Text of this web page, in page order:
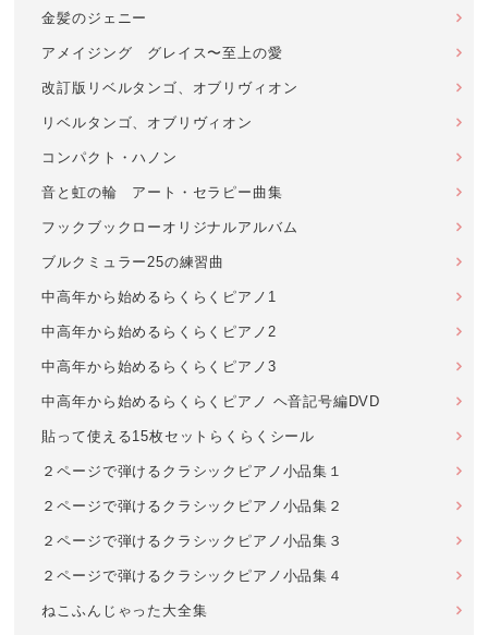
金髪のジェニー
アメイジング グレイス〜至上の愛
改訂版リベルタンゴ、オブリヴィオン
リベルタンゴ、オブリヴィオン
コンパクト・ハノン
音と虹の輪 アート・セラピー曲集
フックブックローオリジナルアルバム
ブルクミュラー25の練習曲
中高年から始めるらくらくピアノ1
中高年から始めるらくらくピアノ2
中高年から始めるらくらくピアノ3
中高年から始めるらくらくピアノ ヘ音記号編DVD
貼って使える15枚セットらくらくシール
２ページで弾けるクラシックピアノ小品集１
２ページで弾けるクラシックピアノ小品集２
２ページで弾けるクラシックピアノ小品集３
２ページで弾けるクラシックピアノ小品集４
ねこふんじゃった大全集